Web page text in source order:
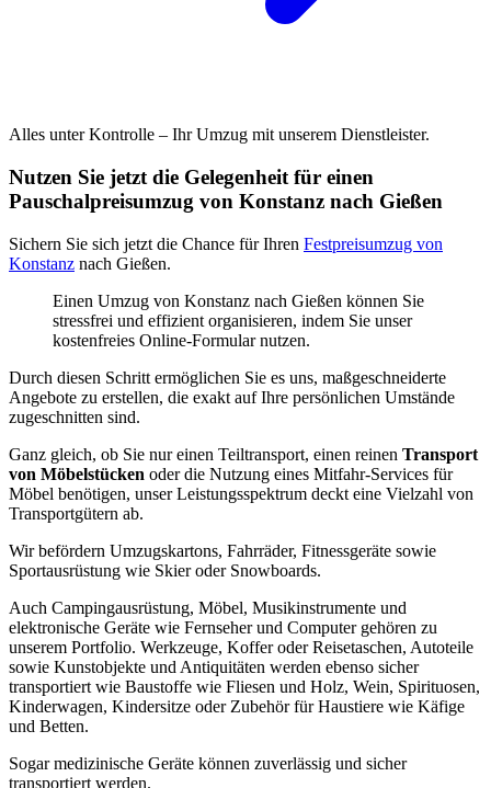
Alles unter Kontrolle – Ihr Umzug mit unserem Dienstleister.
Nutzen Sie jetzt die Gelegenheit für einen
Pauschalpreisumzug von Konstanz nach Gießen
Sichern Sie sich jetzt die Chance für Ihren Festpreisumzug von
Konstanz nach Gießen.
Einen Umzug von Konstanz nach Gießen können Sie
stressfrei und effizient organisieren, indem Sie unser
kostenfreies Online-Formular nutzen.
Durch diesen Schritt ermöglichen Sie es uns, maßgeschneiderte
Angebote zu erstellen, die exakt auf Ihre persönlichen Umstände
zugeschnitten sind.
Ganz gleich, ob Sie nur einen Teiltransport, einen reinen Transport
von Möbelstücken oder die Nutzung eines Mitfahr-Services für
Möbel benötigen, unser Leistungsspektrum deckt eine Vielzahl von
Transportgütern ab.
Wir befördern Umzugskartons, Fahrräder, Fitnessgeräte sowie
Sportausrüstung wie Skier oder Snowboards.
Auch Campingausrüstung, Möbel, Musikinstrumente und
elektronische Geräte wie Fernseher und Computer gehören zu
unserem Portfolio. Werkzeuge, Koffer oder Reisetaschen, Autoteile
sowie Kunstobjekte und Antiquitäten werden ebenso sicher
transportiert wie Baustoffe wie Fliesen und Holz, Wein, Spirituosen,
Kinderwagen, Kindersitze oder Zubehör für Haustiere wie Käfige
und Betten.
Sogar medizinische Geräte können zuverlässig und sicher
transportiert werden.